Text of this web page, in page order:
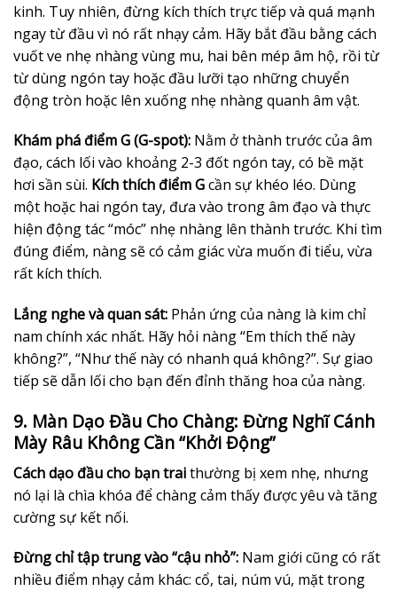
kinh. Tuy nhiên, đừng kích thích trực tiếp và quá mạnh
ngay từ đầu vì nó rất nhạy cảm. Hãy bắt đầu bằng cách
vuốt ve nhẹ nhàng vùng mu, hai bên mép âm hộ, rồi từ
từ dùng ngón tay hoặc đầu lưỡi tạo những chuyển
động tròn hoặc lên xuống nhẹ nhàng quanh âm vật.
Khám phá điểm G (G-spot): Nằm ở thành trước của âm
đạo, cách lối vào khoảng 2-3 đốt ngón tay, có bề mặt
hơi sần sùi. Kích thích điểm Gcần sự khéo léo. Dùng
một hoặc hai ngón tay, đưa vào trong âm đạo và thực
hiện động tác “móc” nhẹ nhàng lên thành trước. Khi tìm
đúng điểm, nàng sẽ có cảm giác vừa muốn đi tiểu, vừa
rất kích thích.
Lắng nghe và quan sát: Phản ứng của nàng là kim chỉ
nam chính xác nhất. Hãy hỏi nàng “Em thích thế này
không?”, “Như thế này có nhanh quá không?”. Sự giao
tiếp sẽ dẫn lối cho bạn đến đỉnh thăng hoa của nàng.
9. Màn Dạo Đầu Cho Chàng: Đừng Nghĩ Cánh
Mày Râu Không Cần “Khởi Động”
Cách dạo đầu cho bạn traithường bị xem nhẹ, nhưng
nó lại là chìa khóa để chàng cảm thấy được yêu và tăng
cường sự kết nối.
Đừng chỉ tập trung vào “cậu nhỏ”: Nam giới cũng có rất
nhiều điểm nhạy cảm khác: cổ, tai, núm vú, mặt trong